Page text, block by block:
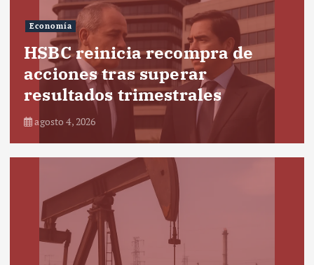
Economía
HSBC reinicia recompra de
acciones tras superar
resultados trimestrales
agosto 4, 2026